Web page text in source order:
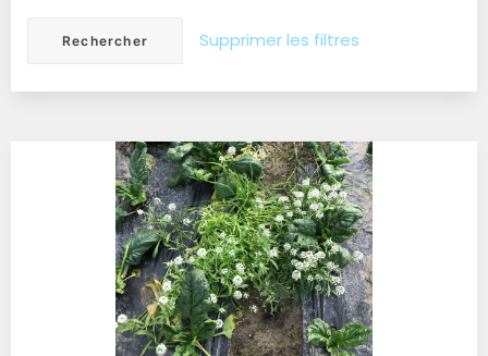
Supprimer les filtres